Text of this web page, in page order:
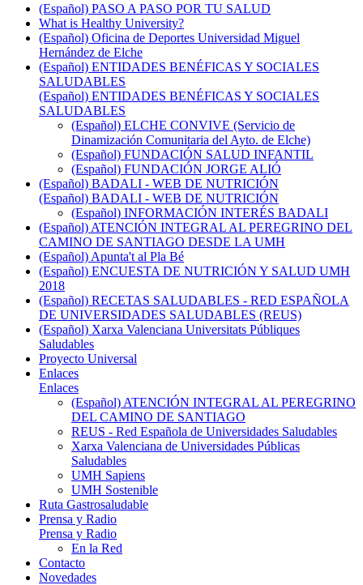
(Español) PASO A PASO POR TU SALUD
What is Healthy University?
(Español) Oficina de Deportes Universidad Miguel
Hernández de Elche
(Español) ENTIDADES BENÉFICAS Y SOCIALES
SALUDABLES
(Español) ENTIDADES BENÉFICAS Y SOCIALES
SALUDABLES
(Español) ELCHE CONVIVE (Servicio de
Dinamización Comunitaria del Ayto. de Elche)
(Español) FUNDACIÓN SALUD INFANTIL
(Español) FUNDACIÓN JORGE ALIÓ
(Español) BADALI - WEB DE NUTRICIÓN
(Español) BADALI - WEB DE NUTRICIÓN
(Español) INFORMACIÓN INTERÉS BADALI
(Español) ATENCIÓN INTEGRAL AL PEREGRINO DEL
CAMINO DE SANTIAGO DESDE LA UMH
(Español) Apunta't al Pla Bé
(Español) ENCUESTA DE NUTRICIÓN Y SALUD UMH
2018
(Español) RECETAS SALUDABLES - RED ESPAÑOLA
DE UNIVERSIDADES SALUDABLES (REUS)
(Español) Xarxa Valenciana Universitats Públiques
Saludables
Proyecto Universal
Enlaces
Enlaces
(Español) ATENCIÓN INTEGRAL AL PEREGRINO
DEL CAMINO DE SANTIAGO
REUS - Red Española de Universidades Saludables
Xarxa Valenciana de Universidades Públicas
Saludables
UMH Sapiens
UMH Sostenible
Ruta Gastrosaludable
Prensa y Radio
Prensa y Radio
En la Red
Contacto
Novedades